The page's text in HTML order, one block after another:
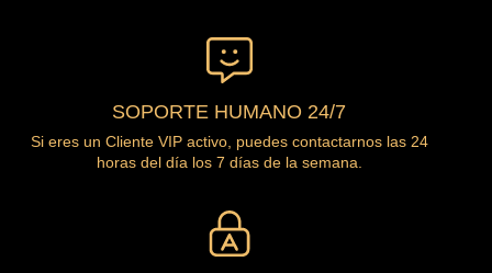
SOPORTE HUMANO 24/7
Si eres un Cliente VIP activo, puedes contactarnos las 24
horas del día los 7 días de la semana.